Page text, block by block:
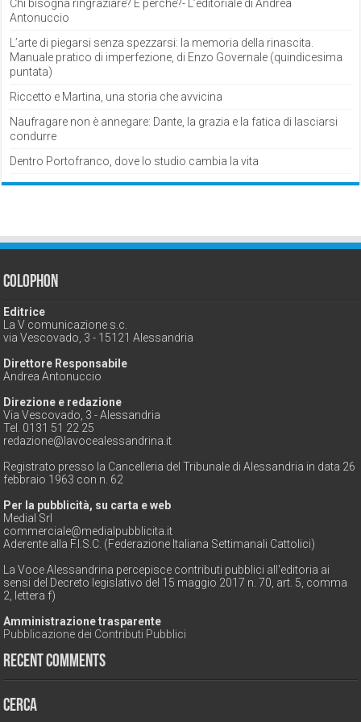
Chi bisogna ringraziare? E perché?- L’editoriale di Andrea
Antonuccio
L’arte di piegarsi senza spezzarsi: la memoria della rinascita.
Manuale pratico di imperfezione, di Enzo Governale (quindicesima
puntata)
Riccetto e Martina, una storia che avvicina
Naufragare non è annegare: Dante, la grazia e la fatica di lasciarsi
condurre
Dentro Portofranco, dove lo studio cambia la vita
Colophon
Editrice
La V comunicazione s.c.
via Vescovado, 3 - 15121 Alessandria
Direttore Responsabile
Andrea Antonuccio
Direzione e redazione
Via Vescovado, 3 - Alessandria
Tel. 0131 51 22 25
redazione@lavocealessandrina.it
Registrato presso la Cancelleria del Tribunale di Alessandria in data 26
febbraio 1963 con n. 62
Per la pubblicità, su carta e web
Medial Srl
commerciale@medialpubblicita.it
Aderente alla F.I.S.C. (Federazione Italiana Settimanali Cattolici)
La Voce Alessandrina percepisce contributi pubblici all'editoria ai
sensi del Decreto legislativo del 15 maggio 2017 n. 70, art. 5, comma
2, lettera f)
Amministrazione trasparente
Pubblicazione dei Contributi Pubblici
Recent Comments
Cerca